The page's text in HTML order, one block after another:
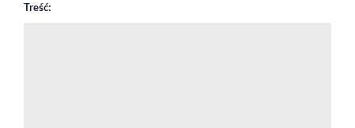
Treść: